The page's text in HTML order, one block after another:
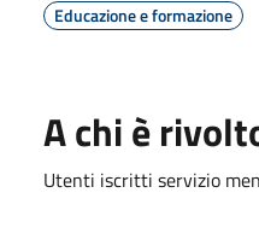
Educazione e formazione
A chi è
Utenti iscritti servizio